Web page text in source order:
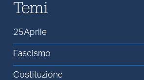
Temi
25Aprile
Fascismo
Costituzione